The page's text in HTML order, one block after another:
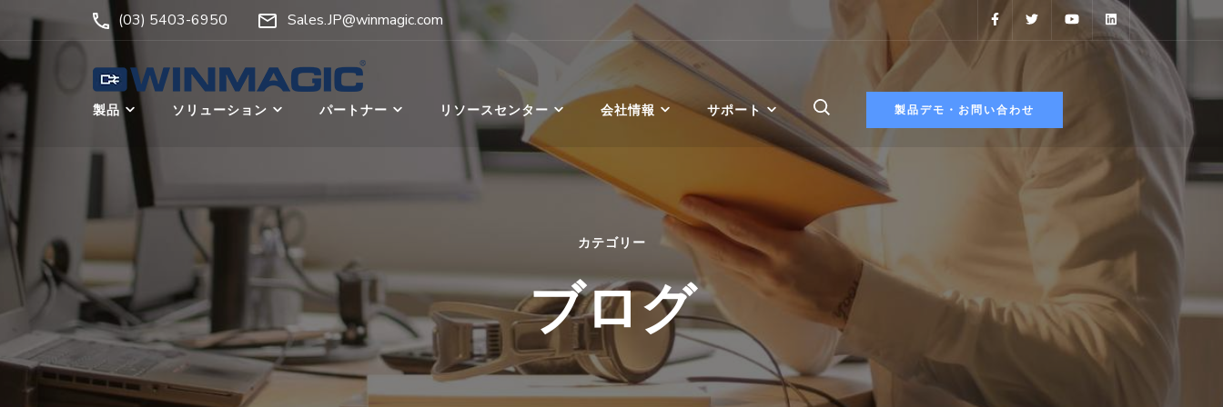
ン
へ
キ
ッ
プ
(Enter
を
押
す)
(03) 5403-6950 Sales.JP@winmagic.com
ウィンマジック・ジャパン
Authicate. Encrypt. Archive.
製品 ソリューション パートナー リソースセンター 会社情報 サポート 製品デモ・お問い合わせ
カテゴリー
ブログ